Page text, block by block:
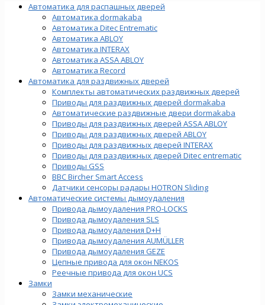
Автоматика для распашных дверей
Автоматика dormakaba
Автоматика Ditec Entrematic
Автоматика ABLOY
Автоматика INTERAX
Автоматика ASSA ABLOY
Автоматика Record
Автоматика для раздвижных дверей
Комплекты автоматических раздвижных дверей
Приводы для раздвижных дверей dormakaba
Автоматические раздвижные двери dormakaba
Приводы для раздвижных дверей ASSA ABLOY
Приводы для раздвижных дверей ABLOY
Приводы для раздвижных дверей INTERAX
Приводы для раздвижных дверей Ditec entrematic
Приводы GSS
BBC Bircher Smart Access
Датчики сенсоры радары HOTRON Sliding
Автоматические системы дымоудаления
Привода дымоудаления PRO-LOCKS
Привода дымоудаления SLS
Привода дымоудаления D+H
Привода дымоудаления AUMÜLLER
Привода дымоудаления GEZE
Цепные привода для окон NEKOS
Реечные привода для окон UСS
Замки
Замки механические